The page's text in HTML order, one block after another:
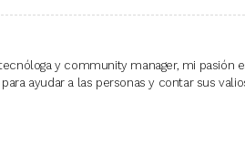
y community manager, mi pasión
ayudar a las personas y contar sus